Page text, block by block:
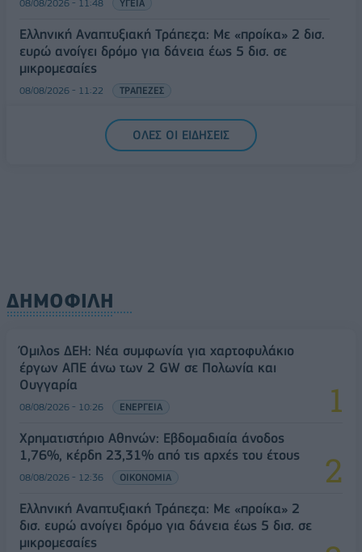
08/08/2026 - 11:48 ΥΓΕΙΑ
Ελληνική Αναπτυξιακή Τράπεζα: Με «προίκα» 2 δισ.
ευρώ ανοίγει δρόμο για δάνεια έως 5 δισ. σε
μικρομεσαίες
08/08/2026 - 11:22 ΤΡΑΠΕΖΕΣ
5G παντού, 6G στον ορίζοντα: Πού βρίσκεται η
Ελλάδα στη μεγάλη τεχνολογική μετάβαση
ΟΛΕΣ ΟΙ ΕΙΔΗΣΕΙΣ
ΔΗΜΟΦΙΛΗ
Όμιλος ΔΕΗ: Νέα συμφωνία για χαρτοφυλάκιο
έργων ΑΠΕ άνω των 2 GW σε Πολωνία και
Ουγγαρία
08/08/2026 - 10:26 ΕΝΕΡΓΕΙΑ
Χρηματιστήριο Αθηνών: Εβδομαδιαία άνοδος
1,76%, κέρδη 23,31% από τις αρχές του έτους
08/08/2026 - 12:36 ΟΙΚΟΝΟΜΙΑ
Ελληνική Αναπτυξιακή Τράπεζα: Με «προίκα» 2
δισ. ευρώ ανοίγει δρόμο για δάνεια έως 5 δισ. σε
μικρομεσαίες